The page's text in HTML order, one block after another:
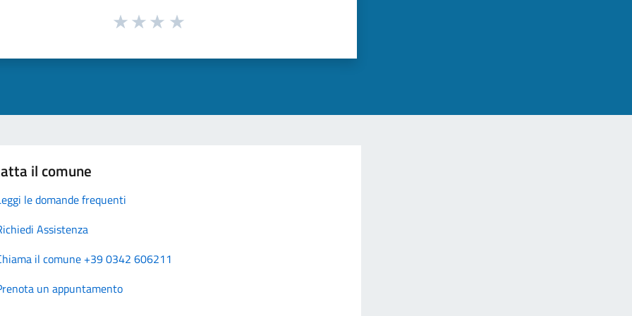
il comune
le domande frequenti
Assistenza
il comune +39 0342 606211
un appuntamento